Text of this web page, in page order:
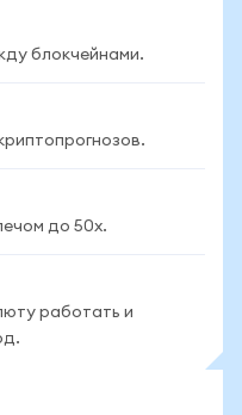
блокчейнами.
до 50x.
работать и